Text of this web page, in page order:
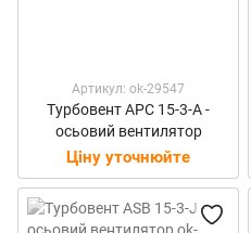
Артикул: ok-29547
Турбовент АРС 15-3-А -
осьовий вентилятор
Ціну уточнюйте